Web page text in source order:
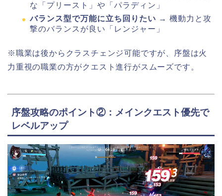
な「プリースト」や「パラディン」
バランス型で万能に立ち回りたい → 機動力と攻
撃のバランスが良い「レンジャー」
※職業は後からクラスチェンジ可能ですが、序盤は火
力重視の職業の方がクエスト進行がスムーズです。
序盤攻略のポイント②：メインクエスト優先で
レベルアップ